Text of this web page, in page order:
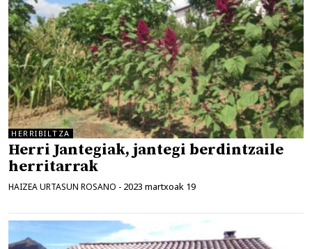
HERRIBILTZA
Herri Jantegiak, jantegi berdintzaile
herritarrak
HAIZEA URTASUN ROSANO - 2023 martxoak 19